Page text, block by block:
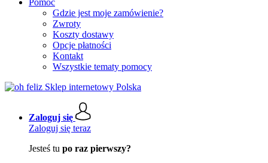
Pomoc
Gdzie jest moje zamówienie?
Zwroty
Koszty dostawy
Opcje płatności
Kontakt
Wszystkie tematy pomocy
Zaloguj się
Zaloguj się teraz
Jesteś tu po raz pierwszy?